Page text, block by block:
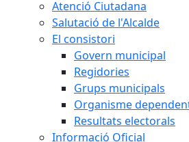
Atenció Ciutadana
Salutació de l'Alcalde
El consistori
Govern municipal
Regidories
Grups municipals
Organisme
Resultats electorals
Informació Oficial